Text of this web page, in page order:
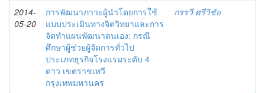
2014-
05-20
การพัฒนาภาวะผู้นำโดยการใช้
แบบประเมินทางจิตวิทยาและการ
จัดทำแผนพัฒนาตนเอง: กรณี
ศึกษาผู้ช่วยผู้จัดการทั่วไป
ประเภทธุรกิจโรงแรมระดับ 4
ดาว เขตราชเทวี
กรุงเทพมหานคร
กรรวี ศรีวิชัย